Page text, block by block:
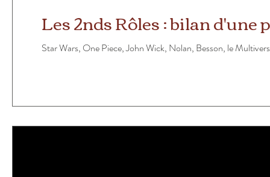
Les 2nds Rôles : bilan
Star Wars, One Piece, John Wick, Nolan, Besson, le